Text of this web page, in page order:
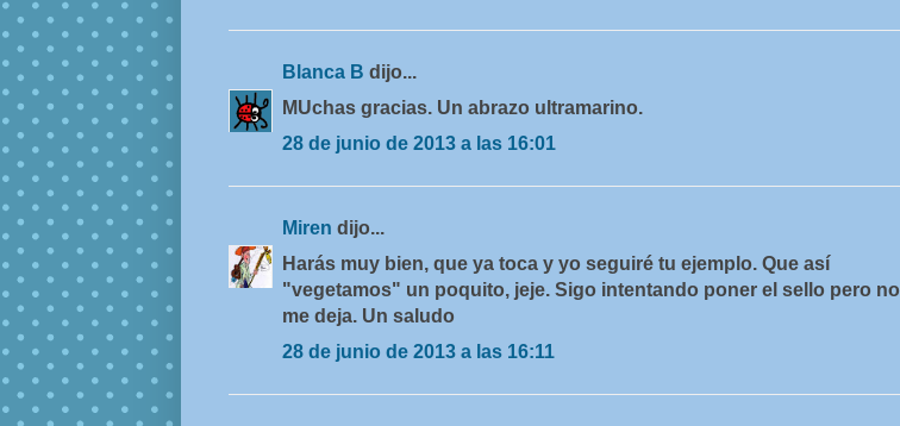
Blanca B dijo...
MUchas gracias. Un abrazo ultramarino.
28 de junio de 2013 a las 16:01
Miren dijo...
Harás muy bien, que ya toca y yo seguiré tu ejemplo. Que así
"vegetamos" un poquito, jeje. Sigo intentando poner el sello pero no
me deja. Un saludo
28 de junio de 2013 a las 16:11